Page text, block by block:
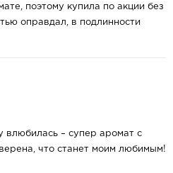
поэтому купила по акции без
оправдал, в подлинности
влюбилась – супер аромат с
что станет моим любимым!